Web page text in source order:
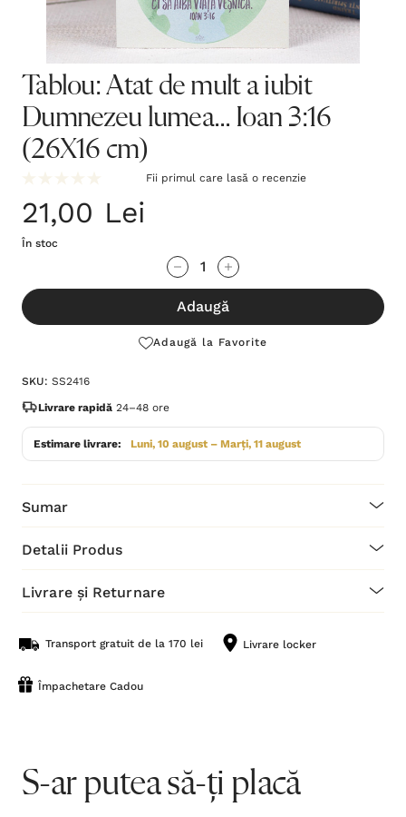
Tablou: Atat de mult a iubit
Dumnezeu lumea... Ioan 3:16
(26X16 cm)
Fii primul care lasă o recenzie
21,00 Lei
În stoc
te!
Stocul
Adaugă
Adaugă la Favorite
SKU: SS2416
Livrare rapidă 24–48 ore
Estimare livrare: Luni, 10 august – Marți, 11 august
Sumar
Detalii Produs
Livrare și Returnare
Transport gratuit de la 170 lei Livrare locker
Împachetare Cadou
S-ar putea să-ți placă